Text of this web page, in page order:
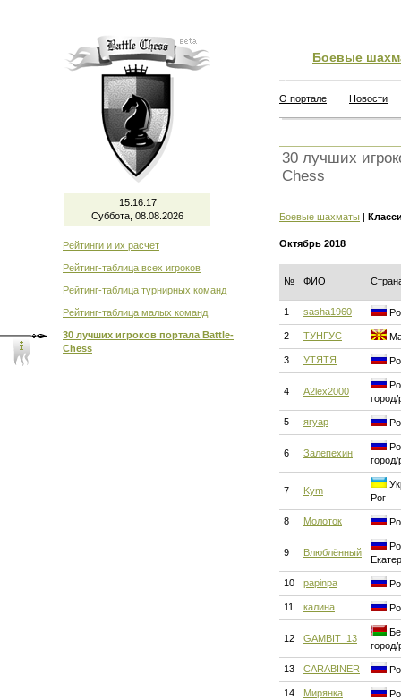
15:16:18
Суббота, 08.08.2026
Рейтинги и их расчет
Рейтинг-таблица всех игроков
Рейтинг-таблица турнирных команд
Рейтинг-таблица малых команд
30 лучших игроков портала Battle-
Chess
Боевые
О портале Новости
30 лучших
Chess
Боевые шахматы |
Октябрь 2018
№ ФИО
1 sasha1960
2 ТУНГУС
3 УТЯТЯ
4 A2lex2000
город/
5 ягуар
6 Залепехин
город/
7 Kym
Рог
8 Молоток
9 Влюблённый
10 papinpa
11 калина
12 GAMBIT_13
город/
13 CARABINER
14 Мирянка